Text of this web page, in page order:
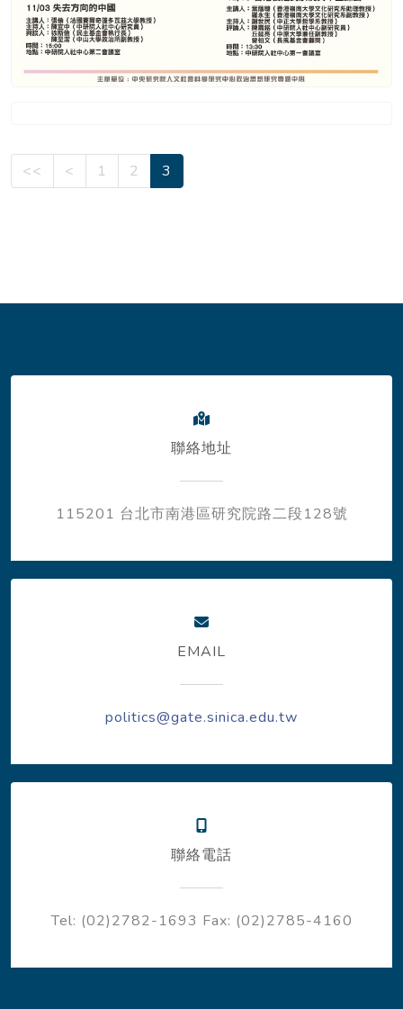
<< < 1 2 3
聯絡地址
115201 台北市南港區研究院路二段128號
EMAIL
politics@gate.sinica.edu.tw
聯絡電話
Tel: (02)2782-1693 Fax: (02)2785-4160